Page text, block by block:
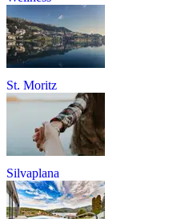
St. Moritz
Silvaplana